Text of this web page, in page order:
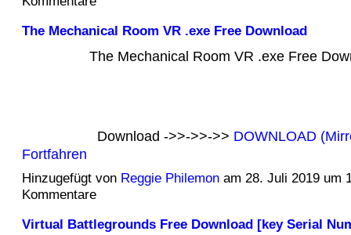
The Mechanical Room VR .exe Free Download
The Mechanical Room VR .exe Free
Download ->>->>->> DOWNLOAD
Fortfahren
Hinzugefügt von Reggie Philemonam 28. Juli 2019 um
Kommentare
Virtual Battlegrounds Free Download [key Serial